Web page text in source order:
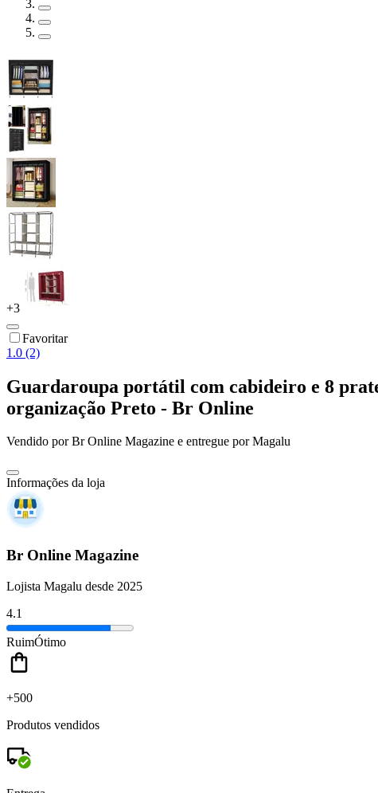
+3
Favoritar
1.0 (2)
Guardaroupa portátil com cabideiro e 8
organização Preto - Br Online
Vendido porBr Online Magazine e entregue por Magalu
Informações da loja
Br Online Magazine
Lojista Magalu desde 2025
4.1
RuimÓtimo
+500
Produtos vendidos